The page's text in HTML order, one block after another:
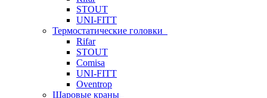
STOUT
UNI-FITT
Термостатические головки
Rifar
STOUT
Comisa
UNI-FITT
Oventrop
Шаровые краны